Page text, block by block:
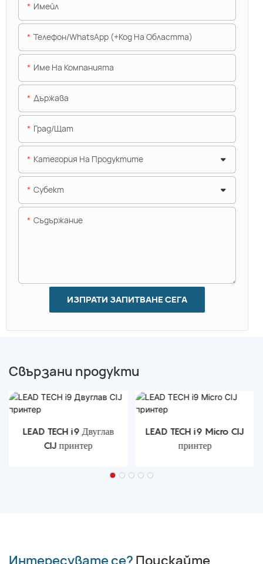
Имейл
Телефон/WhatsApp (+Код На Областта)
Име На Компанията
Държава
Град/щат
Категория На Продуктите
Субект
Съдържание
ИЗПРАТИ ЗАПИТВАНЕ СЕГА
Свързани продукти
LEAD TECH i9 Двуглав
CIJ принтер
LEAD TECH i9 Micro CIJ
принтер
Интересувате се? Поискайте